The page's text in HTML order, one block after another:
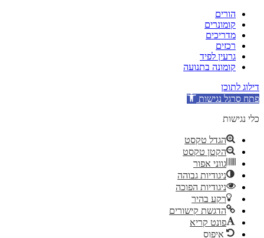
הורים
קומונרים
מדריכים
רכזים
גרעין לפיד
קומונה בתנועה
דילוג לתוכן
פתח סרגל נגישות
כלי נגישות
הגדל טקסט
הקטן טקסט
גווני אפור
ניגודיות גבוהה
ניגודיות הפוכה
רקע בהיר
הדגשת קישורים
פונט קריא
איפוס